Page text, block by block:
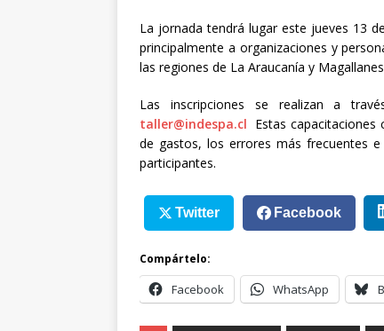
La jornada tendrá lugar este jueves 13
principalmente a organizaciones y
las regiones de La Araucanía y
Las inscripciones se realizan a
taller@indespa.cl Estas
de gastos, los errores más frecuentes
participantes.
Twitter Facebook
Compártelo:
Facebook WhatsApp